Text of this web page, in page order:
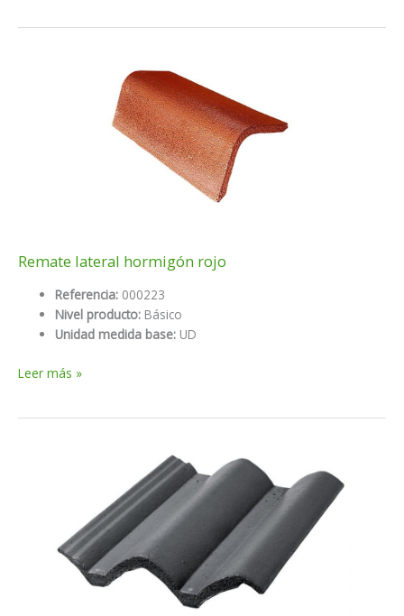
Remate lateral hormigón rojo
Referencia: 000223
Nivel producto: Básico
Unidad medida base: UD
Remate
Leer más »